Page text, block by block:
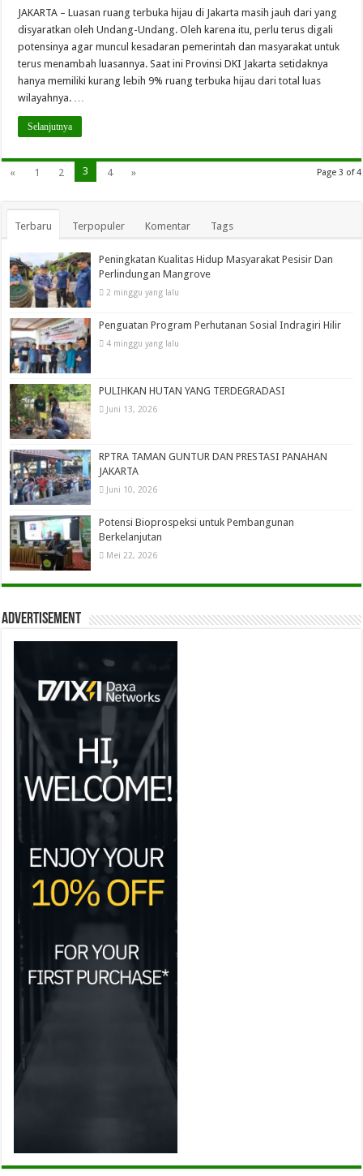
JAKARTA – Luasan ruang terbuka hijau di Jakarta masih jauh dari yang
disyaratkan oleh Undang-Undang. Oleh karena itu, perlu terus digali
potensinya agar muncul kesadaran pemerintah dan masyarakat untuk
terus menambah luasannya. Saat ini Provinsi DKI Jakarta setidaknya
hanya memiliki kurang lebih 9% ruang terbuka hijau dari total luas
wilayahnya. …
Selanjutnya
Page 3 of 4
« 1 2 3 4 »
Terbaru Terpopuler Komentar Tags
Peningkatan Kualitas Hidup Masyarakat Pesisir Dan
Perlindungan Mangrove
2 minggu yang lalu
Penguatan Program Perhutanan Sosial Indragiri Hilir
4 minggu yang lalu
PULIHKAN HUTAN YANG TERDEGRADASI
Juni 13, 2026
RPTRA TAMAN GUNTUR DAN PRESTASI PANAHAN
JAKARTA
Juni 10, 2026
Potensi Bioprospeksi untuk Pembangunan
Berkelanjutan
Mei 22, 2026
Advertisement